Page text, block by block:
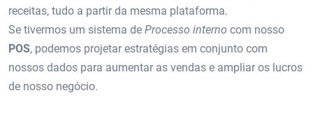
receitas, tudo a partir da mesma plataforma.
Se tivermos um sistema de Processo interno com nosso
POS, podemos projetar estratégias em conjunto com
nossos dados para aumentar as vendas e ampliar os lucros
de nosso negócio.